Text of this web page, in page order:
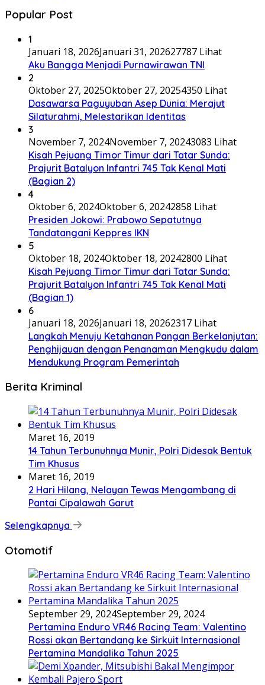
Popular Post
1
Januari 18, 2026Januari 31, 202627787 Lihat
Aku Bangga Menjadi Purnawirawan TNI
2
Oktober 27, 2025Oktober 27, 20254350 Lihat
Dasawarsa Paguyuban Asep Dunia: Merajut
Silaturahmi, Melestarikan Identitas
3
November 7, 2024November 7, 20243083 Lihat
Kisah Pejuang Timor Timur dari Tatar Sunda:
Prajurit Batalyon Infantri 745 Tak Kenal Mati
(Bagian 2)
4
Oktober 6, 2024Oktober 6, 20242858 Lihat
Presiden Jokowi: Prabowo Sepatutnya
Tandatangani Keppres IKN
5
Oktober 18, 2024Oktober 18, 20242800 Lihat
Kisah Pejuang Timor Timur dari Tatar Sunda:
Prajurit Batalyon Infantri 745 Tak Kenal Mati
(Bagian 1)
6
Januari 18, 2026Januari 18, 20262317 Lihat
Langkah Menuju Ketahanan Pangan Berkelanjutan:
Penghijauan dengan Penanaman Mengkudu dalam
Mendukung Program Pemerintah
Berita Kriminal
Maret 16, 2019
14 Tahun Terbunuhnya Munir, Polri Didesak Bentuk
Tim Khusus
Maret 16, 2019
2 Hari Hilang, Nelayan Tewas Mengambang di
Pantai Cipalawah Garut
Selengkapnya
Otomotif
September 29, 2024September 29, 2024
Pertamina Enduro VR46 Racing Team: Valentino
Rossi akan Bertandang ke Sirkuit Internasional
Pertamina Mandalika Tahun 2025